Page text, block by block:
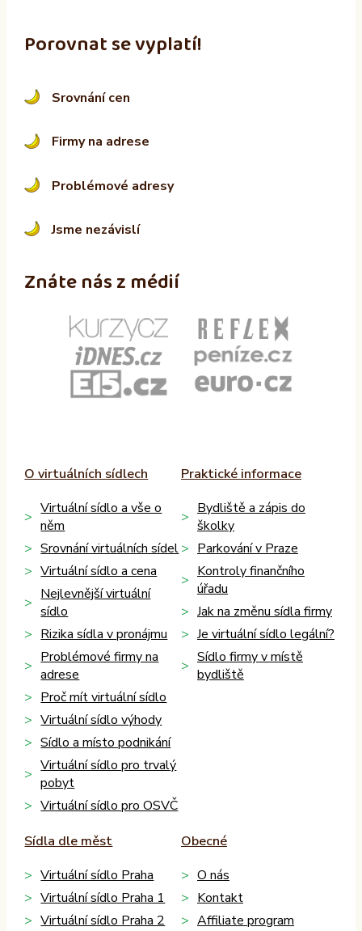
Porovnat se vyplatí!
Srovnání cen
Firmy na adrese
Problémové adresy
Jsme nezávislí
Znáte nás z médií
O virtuálních sídlech
Virtuální sídlo a vše o
něm
Srovnání virtuálních sídel
Virtuální sídlo a cena
Nejlevnější virtuální
sídlo
Rizika sídla v pronájmu
Problémové firmy na
adrese
Proč mít virtuální sídlo
Virtuální sídlo výhody
Sídlo a místo podnikání
Virtuální sídlo pro trvalý
pobyt
Virtuální sídlo pro OSVČ
Praktické informace
Bydliště a zápis do
školky
Parkování v Praze
Kontroly finančního
úřadu
Jak na změnu sídla firmy
Je virtuální sídlo legální?
Sídlo firmy v místě
bydliště
Sídla dle měst
Virtuální sídlo Praha
Virtuální sídlo Praha 1
Virtuální sídlo Praha 2
Obecné
O nás
Kontakt
Affiliate program